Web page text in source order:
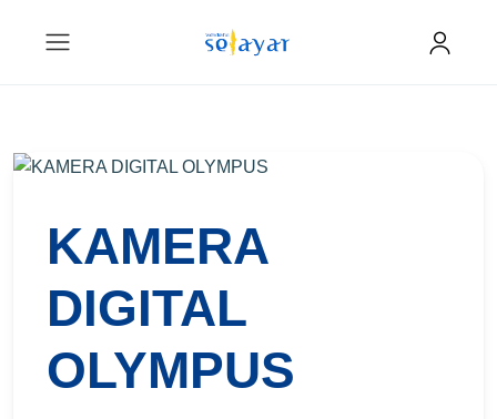
KAMERA
DIGITAL
OLYMPUS